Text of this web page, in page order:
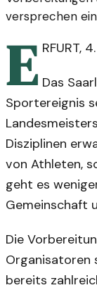
versprechen
E RFURT,
Das
Sportereignis
Disziplinen
von Athleten,
geht es
Gemeinschaft
Die
Organisatoren
bereits